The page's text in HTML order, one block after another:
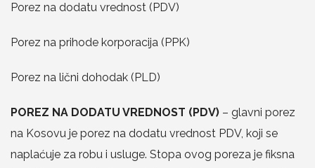
Porez na dodatu vrednost (PDV)
Porez na prihode korporacija (PPK)
Porez na lični dohodak (PLD)
POREZ NA DODATU VREDNOST (PDV) – glavni porez
na Kosovu je porez na dodatu vrednost PDV, koji se
naplaćuje za robu i usluge. Stopa ovog poreza je fiksna